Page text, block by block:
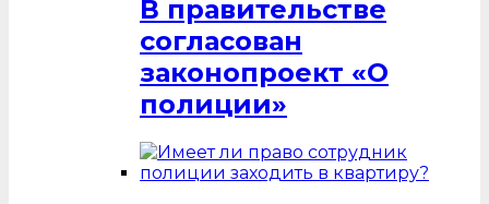
В правительстве
согласован
законопроект «О
полиции»